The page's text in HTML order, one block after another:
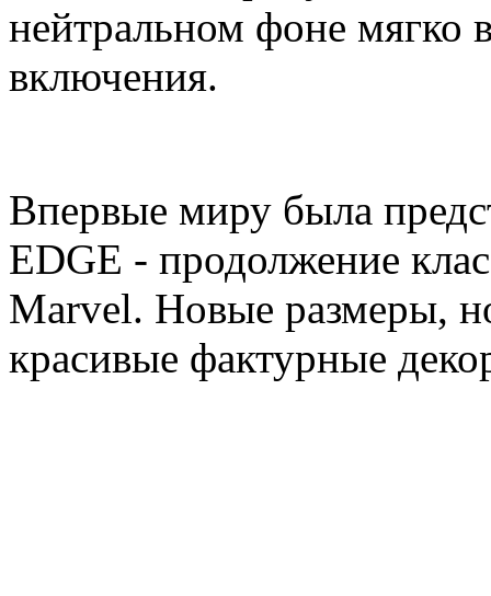
нейтральном фоне мягко
включения.
Впервые миру была
EDGE - продолжение
Marvel. Новые размеры,
красивые фактурные